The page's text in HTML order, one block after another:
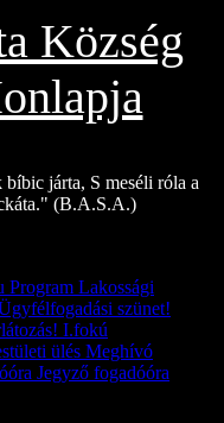
Község
járta, S meséli róla a
(B.A.S.A.)
Lakossági
I.fokú
Meghívó
Jegyző fogadóóra